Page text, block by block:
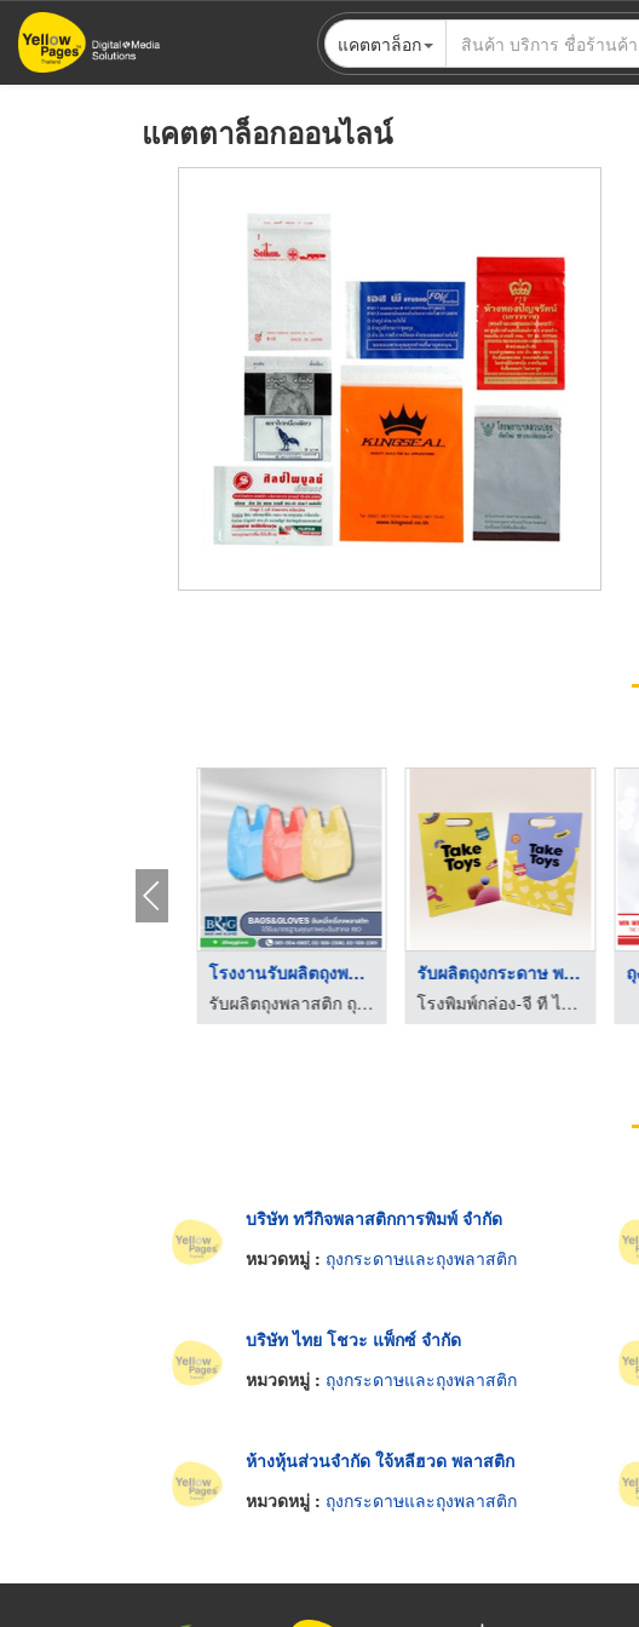
ข้าม
ไป
แคตตาล็อก
แคตตาล็อกออนไลน์
โรงงานรับผลิตถุงพลาส ...
รับผลิตถุงพลาสติก ถุงไปรษณีย์ OEM - ทีแอนด์เอกรุ๊ป
รับผลิตถุงกระดาษ พร ...
โรงพิมพ์กล่อง-จี ที ไอ แพ็คเก็จจิ้ง
บริษัท ทวีกิจพลาสติกการพิมพ์ จำกัด
หมวดหมู่ : ถุงกระดาษและถุงพลาสติก
บริษัท ไทย โชวะ แพ็กซ์ จำกัด
หมวดหมู่ : ถุงกระดาษและถุงพลาสติก
ห้างหุ้นส่วนจำกัด ใจ้หลีฮวด พลาสติก
หมวดหมู่ : ถุงกระดาษและถุงพลาสติก